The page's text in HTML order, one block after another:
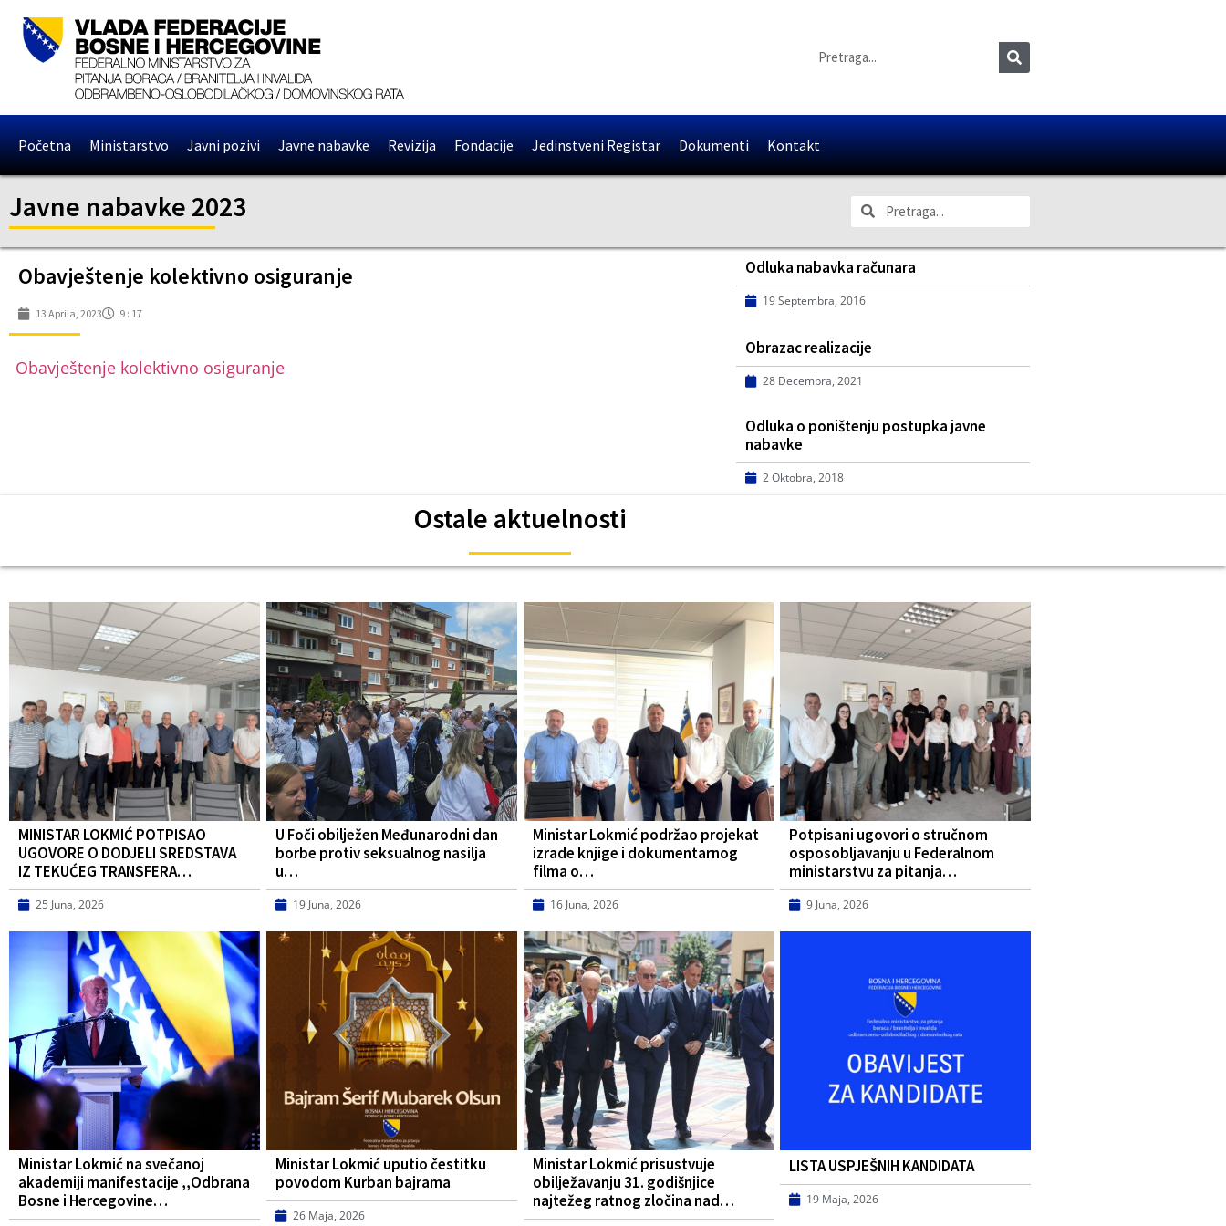
Početna Ministarstvo Javni pozivi Javne nabavke Revizija Fondacije Jedinstveni Registar Dokumenti Kontakt
Javne nabavke 2023
Obavještenje kolektivno osiguranje
13 Aprila, 2023 9 : 17
Obavještenje kolektivno osiguranje
Odluka nabavka računara
19 Septembra, 2016
Obrazac realizacije
28 Decembra, 2021
Odluka o poništenju postupka javne
nabavke
2 Oktobra, 2018
Ostale aktuelnosti
MINISTAR LOKMIĆ POTPISAO
UGOVORE O DODJELI SREDSTAVA
IZ TEKUĆEG TRANSFERA…
25 Juna, 2026
U Foči obilježen Međunarodni dan
borbe protiv seksualnog nasilja
u…
19 Juna, 2026
Ministar Lokmić podržao projekat
izrade knjige i dokumentarnog
filma o…
16 Juna, 2026
Potpisani ugovori o stručnom
osposobljavanju u Federalnom
ministarstvu za pitanja…
9 Juna, 2026
Ministar Lokmić na svečanoj
akademiji manifestacije ,,Odbrana
Bosne i Hercegovine…
Ministar Lokmić uputio čestitku
povodom Kurban bajrama
26 Maja, 2026
Ministar Lokmić prisustvuje
obilježavanju 31. godišnjice
najtežeg ratnog zločina nad…
LISTA USPJEŠNIH KANDIDATA
19 Maja, 2026